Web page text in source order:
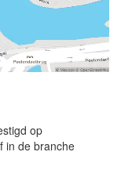
op
in de branche